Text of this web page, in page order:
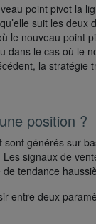
point pivot la
suit les deux
le nouveau point
dans le cas où le
la stratégie
position ?
sont générés sur
signaux de
tendance
entre deux